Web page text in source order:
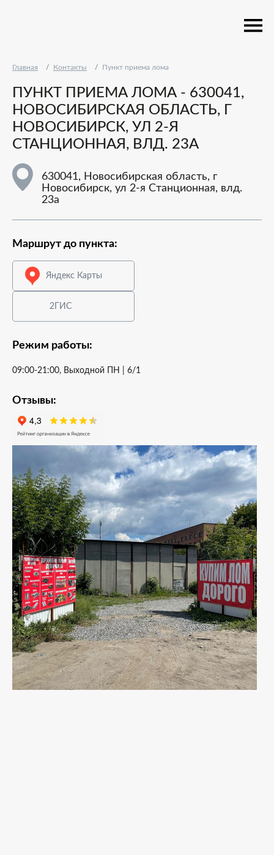
Главная Контакты Пункт приема лома
ПУНКТ ПРИЕМА ЛОМА - 630041,
НОВОСИБИРСКАЯ ОБЛАСТЬ, Г
НОВОСИБИРСК, УЛ 2-Я
СТАНЦИОННАЯ, ВЛД. 23А
630041, Новосибирская область, г
Новосибирск, ул 2-я Станционная, влд.
23а
Маршрут до пункта:
Яндекс Карты
2ГИС
Режим работы:
09:00-21:00, Выходной ПН | 6/1
Отзывы: